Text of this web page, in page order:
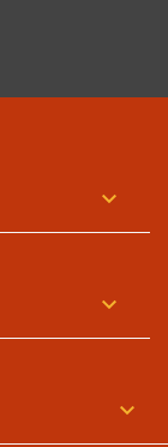


